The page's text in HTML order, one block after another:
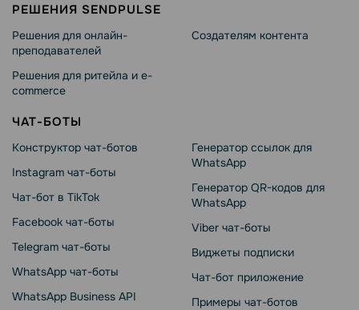
РЕШЕНИЯ SENDPULSE
Решения для онлайн-
преподавателей
Решения для ритейла и e-
commerce
Создателям контента
ЧАТ-БОТЫ
Конструктор чат-ботов
Instagram чат-боты
Чат-бот в TikTok
Facebook чат-боты
Telegram чат-боты
WhatsApp чат-боты
WhatsApp Business API
Генератор ссылок для
WhatsApp
Генератор QR-кодов для
WhatsApp
Viber чат-боты
Виджеты подписки
Чат-бот приложение
Примеры чат-ботов